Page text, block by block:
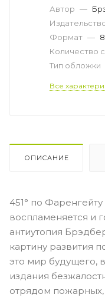
Автор —
Формат —
Количество
Тип обложки
Все
ОПИСАНИЕ
451° по
воспламеняется и
антиутопия
картину развития
это мир будущего,
издания
отрядом пожарных,